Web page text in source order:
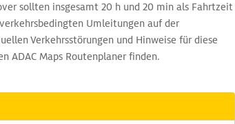
sollten insgesamt 20 h und 20 min als Fahrtzeit
Umleitungen auf der
Verkehrsstörungen und Hinweise für diese
ADAC Maps Routenplaner finden.